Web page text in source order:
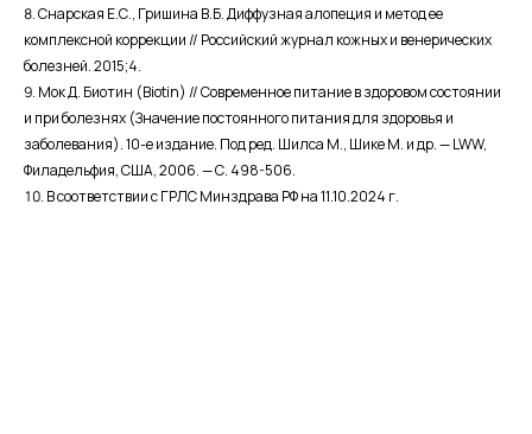
Снарская Е.С., Гришина В.Б. Диффузная алопеция и метод ее
комплексной коррекции // Российский журнал кожных и венерических
болезней. 2015;4.
Мок Д. Биотин (Biotin) // Современное питание в здоровом состоянии
и при болезнях (Значение постоянного питания для здоровья и
заболевания). 10-е издание. Под ред. Шилса М., Шике М. и др. — LWW,
Филадельфия, США, 2006. — С. 498-506.
В соответствии с ГРЛС Минздрава РФ на 11.10.2024 г.